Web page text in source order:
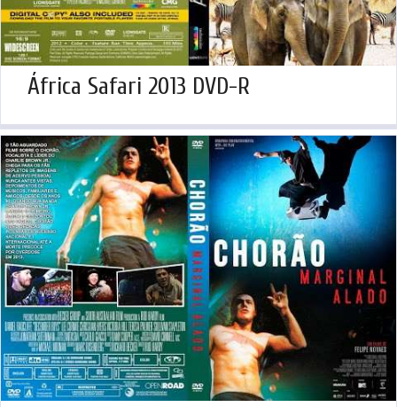
África Safari 2013 DVD-R